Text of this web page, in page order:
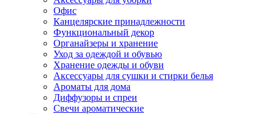
Офис
Канцелярские принадлежности
Функциональный декор
Органайзеры и хранение
Уход за одеждой и обувью
Хранение одежды и обуви
Аксессуары для сушки и стирки белья
Ароматы для дома
Диффузоры и спреи
Свечи ароматические